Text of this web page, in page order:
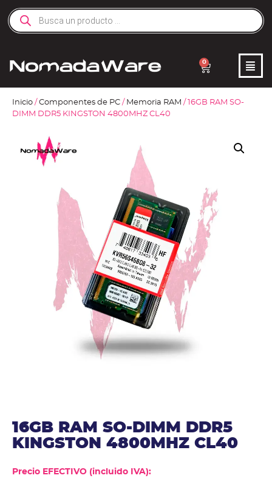
0
Inicio / Componentes de PC / Memoria RAM / 16GB RAM SO-
DIMM DDR5 KINGSTON 4800MHZ CL40
16GB RAM SO-DIMM DDR5
KINGSTON 4800MHZ CL40
Precio EFECTIVO (incluido IVA):